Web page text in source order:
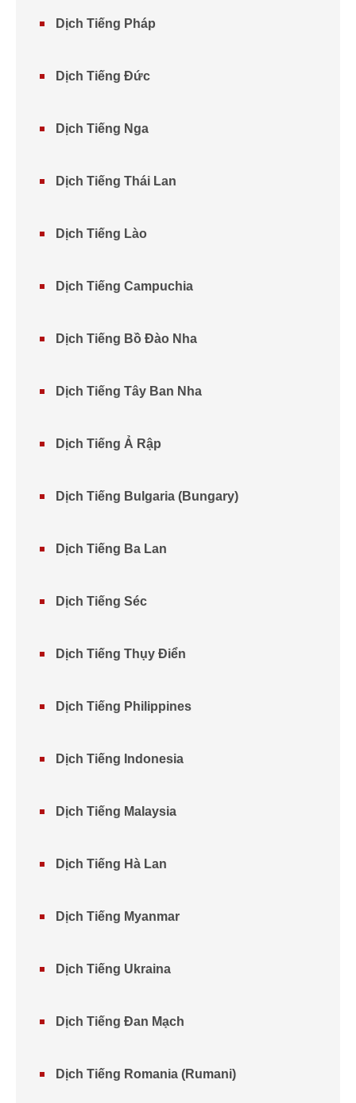
Dịch Tiếng Pháp
Dịch Tiếng Đức
Dịch Tiếng Nga
Dịch Tiếng Thái Lan
Dịch Tiếng Lào
Dịch Tiếng Campuchia
Dịch Tiếng Bồ Đào Nha
Dịch Tiếng Tây Ban Nha
Dịch Tiếng Ả Rập
Dịch Tiếng Bulgaria (Bungary)
Dịch Tiếng Ba Lan
Dịch Tiếng Séc
Dịch Tiếng Thụy Điển
Dịch Tiếng Philippines
Dịch Tiếng Indonesia
Dịch Tiếng Malaysia
Dịch Tiếng Hà Lan
Dịch Tiếng Myanmar
Dịch Tiếng Ukraina
Dịch Tiếng Đan Mạch
Dịch Tiếng Romania (Rumani)